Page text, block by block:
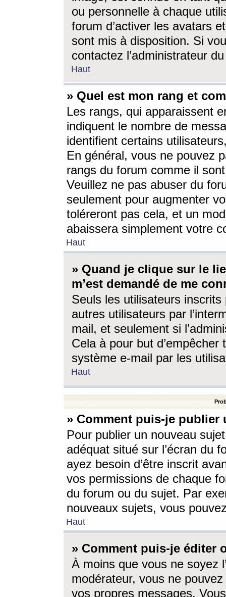
ou personnelle à chaque
forum d’activer les avatars
sont mis à disposition. Si
contactez l’administrateur
Haut
» Quel est mon rang et
Les rangs, qui apparaissent
indiquent le nombre de
identifient certains
En général, vous ne pouvez
rangs du forum comme il
Veuillez ne pas abuser du
seulement pour augmenter
toléreront pas cela, et un
abaissera simplement votre
Haut
» Quand je clique sur le
m’est demandé de me
Seuls les utilisateurs
autres utilisateurs par
mail, et seulement si
Cela à pour but
système e-mail par les
Haut
» Comment puis-je
Pour publier un nouveau
adéquat situé sur l’écran du
ayez besoin d’être inscrit
vos permissions de chaque
du forum ou du sujet. Par
nouveaux sujets, vous
Haut
» Comment puis-je éditer
À moins que vous ne soyez
modérateur, vous ne
vos propres messages.